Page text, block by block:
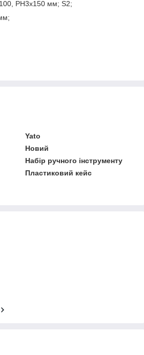
PH3x150 мм; S2;
Yato
Новий
Набір ручного інструменту
Пластиковий кейс